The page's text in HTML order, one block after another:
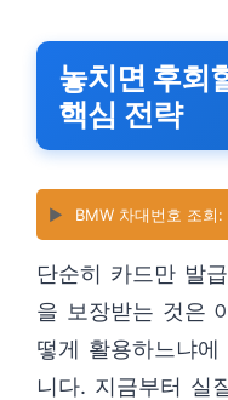
놓치면 후회
핵심 전략
▶️ BMW 차대번호 조회
단순히 카드만 발
을 보장받는 것은
떻게 활용하느냐
니다. 지금부터 실